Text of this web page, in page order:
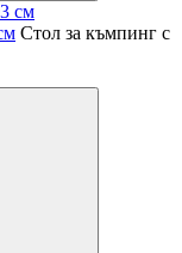
Стол за къмпинг с